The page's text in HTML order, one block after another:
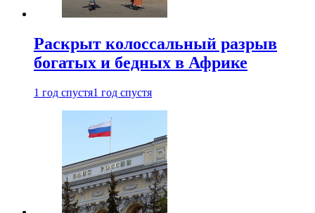
Раскрыт колоссальный разрыв
богатых и бедных в Африке
1 год спустя1 год спустя